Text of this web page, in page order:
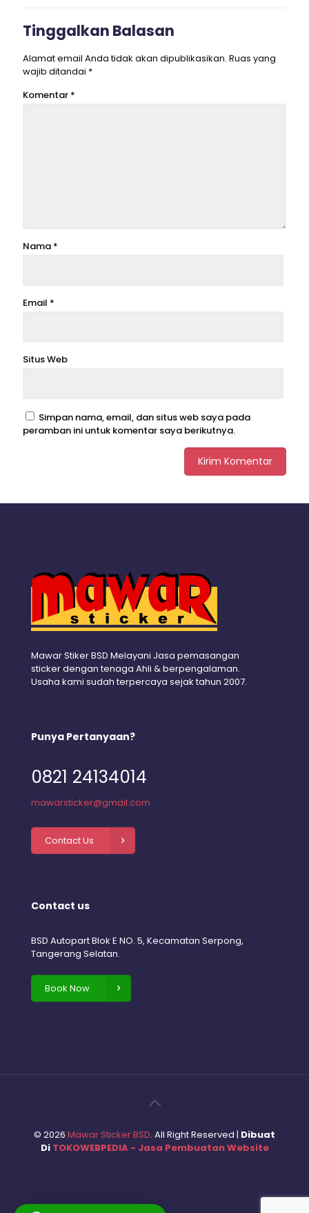
Tinggalkan Balasan
Alamat email Anda tidak akan dipublikasikan. Ruas yang
wajib ditandai *
Komentar *
Nama *
Email *
Situs Web
Simpan nama, email, dan situs web saya pada
peramban ini untuk komentar saya berikutnya.
Mawar Stiker BSD Melayani Jasa pemasangan
sticker dengan tenaga Ahli & berpengalaman.
Usaha kami sudah terpercaya sejak tahun 2007.
Punya Pertanyaan?
0821 24134014
mawarsticker@gmail.com
Contact Us
Contact us
BSD Autopart Blok E NO. 5, Kecamatan Serpong,
Tangerang Selatan.
Book Now
© 2026 Mawar Sticker BSD. All Right Reserved | Dibuat
Di TOKOWEBPEDIA - Jasa Pembuatan Website